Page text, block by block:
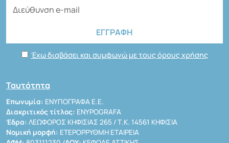
Έχω διαβάσει και συμφωνώ με τους όρους χρήσης
Ταυτότητα
Επωνυμία: ΕΝΥΠΟΓΡΑΦΑ Ε.Ε.
Διακριτικός τίτλος: ENYPOGRAFA
Έδρα: ΛΕΩΦΟΡΟΣ ΚΗΦΙΣΙΑΣ 265 / Τ.Κ. 14561 ΚΗΦΙΣΙΑ
Νομική μορφή: ΕΤΕΡΟΡΡΥΘΜΗ ΕΤΑΙΡΕΙΑ